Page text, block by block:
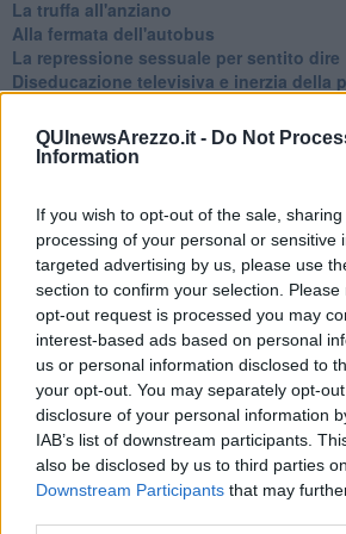
QUInewsArezzo.it - Do Not
Information
If you wish to opt-out of the sale,
processing of your personal or sensitive
targeted advertising by us, please use
section to confirm your selection.
opt-out request is processed you may
interest-based ads based on personal
us or personal information disclosed to
your opt-out. You may separately opt-
disclosure of your personal information
IAB’s list of downstream participants.
also be disclosed by us to third parties
Downstream Participants that may
La truffa all'anziano
Alla fermata dell'autobus
La repressione sessuale per sentito dire
Diseducazione televisiva e inerzia della
Esequie solenni
Nostalgia del sangue blu
Armiamoci e... avviatevi
Da Capodanno a Carnevale
Schizzi di fango
Sor-riso amaro
Fine anno al ristorante
La festa di Capodanno
Natale 2024
Re e regnanti
A noi interessa il dito non la luna
Come rubare allo stato e vivere felici
Una performance
Il compagno